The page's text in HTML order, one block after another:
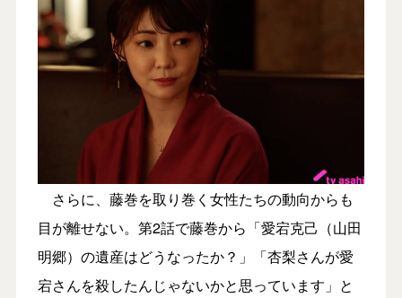
さらに、藤巻を取り巻く女性たちの動向からも
目が離せない。第2話で藤巻から「愛宕克己（山田
明郷）の遺産はどうなったか？」「杏梨さんが愛
宕さんを殺したんじゃないかと思っています」と